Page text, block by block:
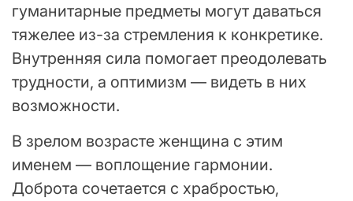
гуманитарные предметы могут даваться
тяжелее из-за стремления к конкретике.
Внутренняя сила помогает преодолевать
трудности, а оптимизм — видеть в них
возможности.
В зрелом возрасте женщина с этим
именем — воплощение гармонии.
Доброта сочетается с храбростью,